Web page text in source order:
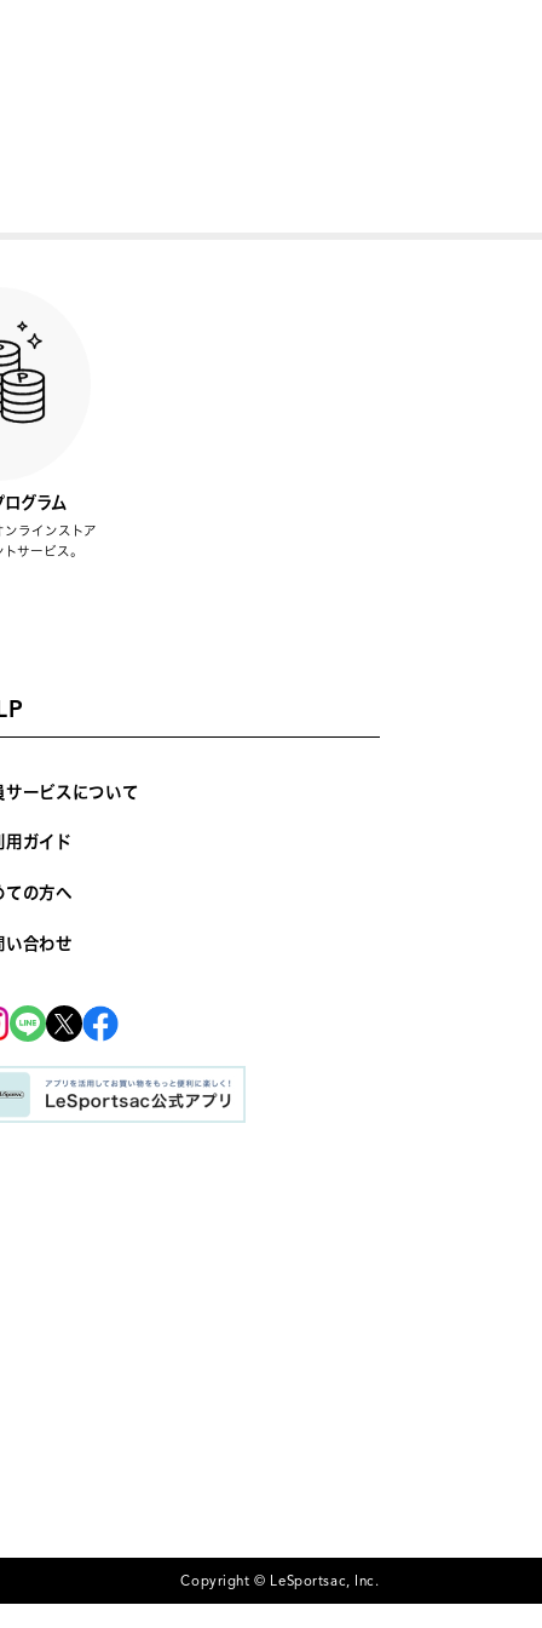
ログラム
ラインストア
サービス。
サービスについて
用ガイド
ての方へ
い合わせ
Copyright © LeSportsac, Inc.